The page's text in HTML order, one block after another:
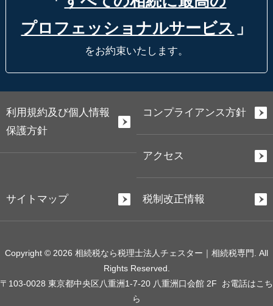
プロフェッショナルサービス 」
をお約束いたします。
利用規約及び個人情報
保護方針
コンプライアンス方針
アクセス
サイトマップ 税制改正情報
Copyright © 2026 相続税なら税理士法人チェスター｜相続税専門. All
Rights Reserved.
〒103-0028 東京都中央区八重洲1-7-20 八重洲口会館 2F お電話はこち
ら